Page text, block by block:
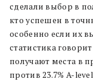
сделали выбор в
кто успешен в
особенно если их
статистика
получают места в
против 23.7% A-